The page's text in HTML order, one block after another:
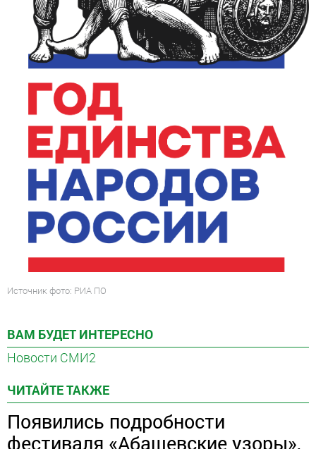
Источник фото: РИА ПО
ВАМ БУДЕТ ИНТЕРЕСНО
Новости СМИ2
ЧИТАЙТЕ ТАКЖЕ
Появились подробности
фестиваля «Абашевские узоры»,